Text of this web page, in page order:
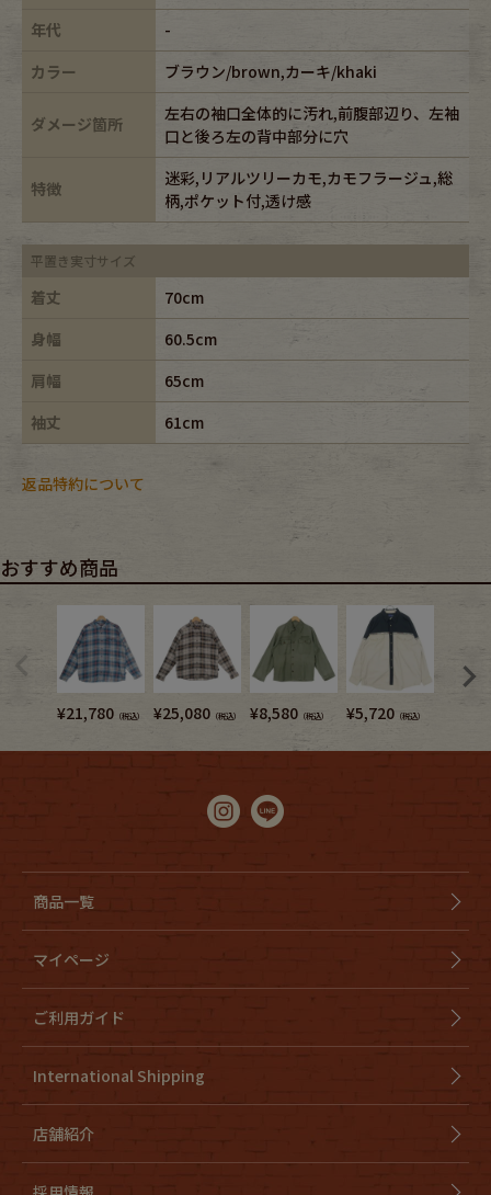
年代
-
カラー
ブラウン/brown,カーキ/khaki
ダメージ箇所
左右の袖口全体的に汚れ,前腹部辺り、左袖
口と後ろ左の背中部分に穴
特徴
迷彩,リアルツリーカモ,カモフラージュ,総
柄,ポケット付,透け感
平置き実寸サイズ
着丈
70cm
身幅
60.5cm
肩幅
65cm
袖丈
61cm
返品特約について
おすすめ商品
¥21,780 （税込） ¥25,080 （税込） ¥8,580 （税込） ¥5,720 （税込）
商品一覧
マイページ
ご利用ガイド
International Shipping
店舗紹介